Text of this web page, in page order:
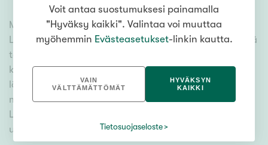
Asuntotyyppi
Kerros-/luhtitalo
Rivitalo/paritalo
Omakoti-/erillistalo
Maa- tai metsätila
Vapaa-ajan asunto
Meiltä löydät myytävät mökit ja vapaa-ajan asunnot
Loppi Launonen, olitpa etsimässä huvilaa, kesämökkiä
tai hiihtomajaa. Useat vaihtoehdot ja maan kattava
kiinteistönvälittäjien verkostomme auttavat sinua
löytämään unelmiesi mökin. Katso alta kaikki
myytävät mökit ja vapaa-ajan asunnot Loppi
Launonen ja tutustu mieleiseesi. Meiltä löydät
unelmiesi täyttymyksen!
Voit antaa suostumuksesi painamalla
"Hyväksy kaikki". Valintaa voi muuttaa
myöhemmin Evästeasetukset-linkin kautta.
VAIN
VÄLTTÄMÄTTÖMÄT
HYVÄKSYN
KAIKKI
Tietosuojaseloste